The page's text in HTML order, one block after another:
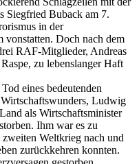
Siegfried Buback am 7.
in der
vonstatten. Doch nach dem
RAF-Mitglieder, Andreas
zu lebenslanger Haft
eines bedeutenden
Ludwig
als Wirtschaftsminister
Ihm war es zu
zweiten Weltkrieg nach und
zurückkehren konnten.